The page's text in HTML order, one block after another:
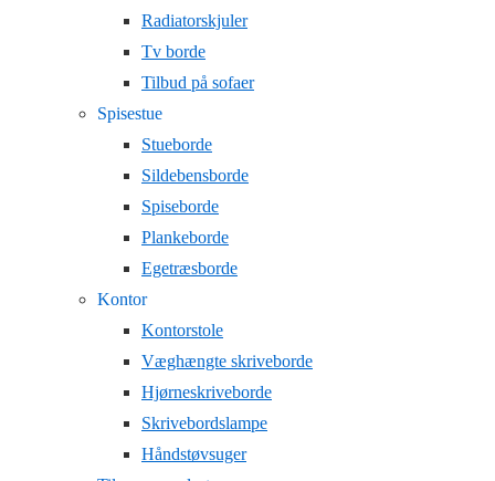
Radiatorskjuler
Tv borde
Tilbud på sofaer
Spisestue
Stueborde
Sildebensborde
Spiseborde
Plankeborde
Egetræsborde
Kontor
Kontorstole
Væghængte skriveborde
Hjørneskriveborde
Skrivebordslampe
Håndstøvsuger